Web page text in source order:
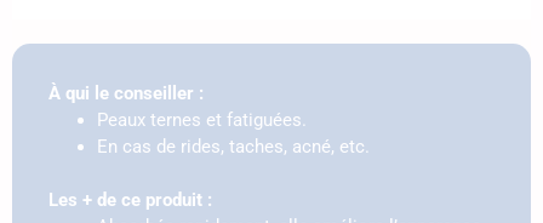
À qui le conseiller :
Peaux ternes et fatiguées.
En cas de rides, taches, acné, etc.
Les + de ce produit :